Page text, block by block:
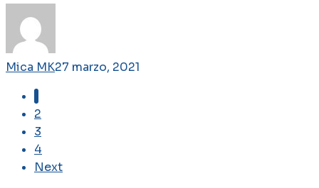
Mica MK27 marzo, 2021
2
3
4
Next